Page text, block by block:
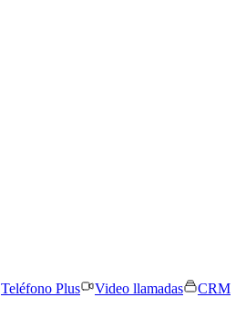
Teléfono Plus Video llamadas
CRM